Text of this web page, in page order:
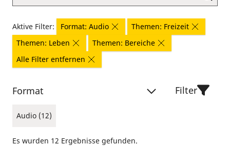
Aktive Filter: Format: Audio
Themen: Freizeit
Themen: Leben
Themen: Bereiche
Alle Filter entfernen
Format
Audio (12)
Filter
Es wurden 12 Ergebnisse gefunden.